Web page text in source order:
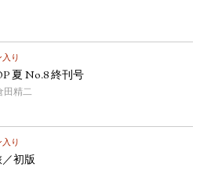
入り
夏 No.8 終刊号
田精二
入り
／初版